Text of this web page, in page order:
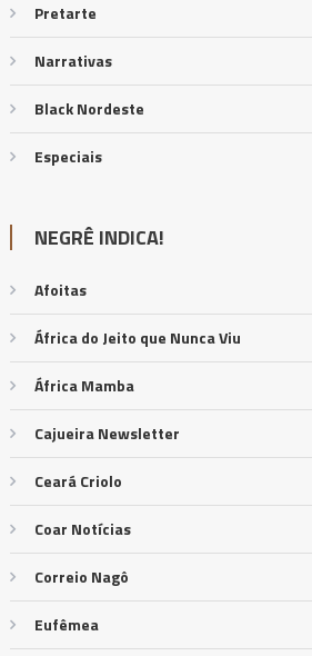
Pretarte
Narrativas
Black Nordeste
Especiais
NEGRÊ INDICA!
Afoitas
África do Jeito que Nunca Viu
África Mamba
Cajueira Newsletter
Ceará Criolo
Coar Notícias
Correio Nagô
Eufêmea